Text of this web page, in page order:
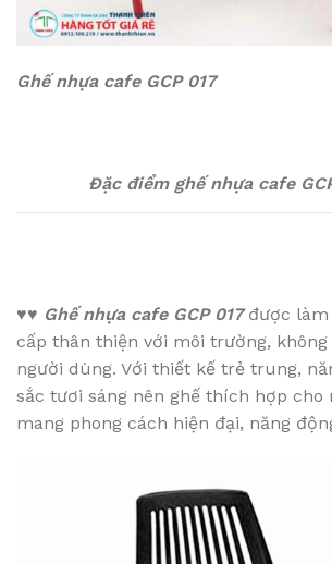
Ghế nhựa cafe GCP 017
Đặc điểm ghế nhựa cafe
♥♥ Ghế nhựa cafe GCP 017được làm
cấp thân thiện với môi trường, không
người dùng. Với thiết kế trẻ trung,
sắc tươi sáng nên ghế thích hợp cho
mang phong cách hiện đại, năng